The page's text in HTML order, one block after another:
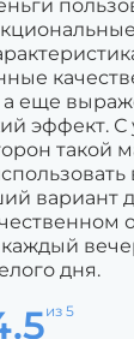
а еще
эффект. С
такой
вариант
дня.
из 5